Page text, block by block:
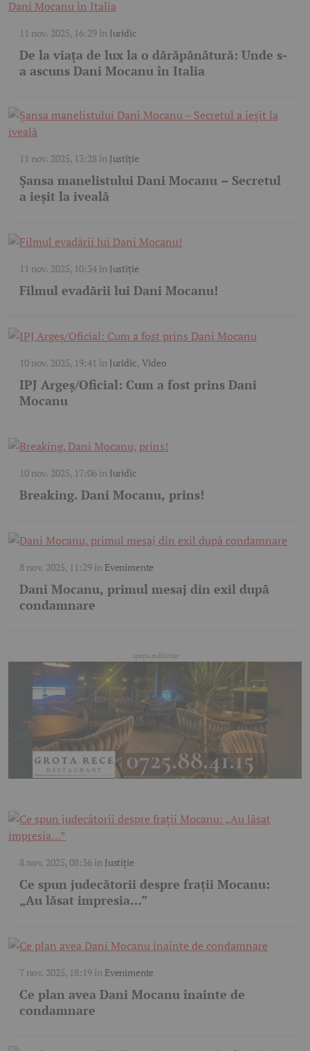
11 nov. 2025, 16:29în Juridic
De la viața de lux la o dărăpănătură: Unde s-
a ascuns Dani Mocanu în Italia
11 nov. 2025, 13:28în Justiție
Șansa manelistului Dani Mocanu – Secretul
a ieșit la iveală
11 nov. 2025, 10:34în Justiție
Filmul evadării lui Dani Mocanu!
10 nov. 2025, 19:41 în Juridic, Video
IPJ Argeș/Oficial: Cum a fost prins Dani
Mocanu
10 nov. 2025, 17:06în Juridic
Breaking. Dani Mocanu, prins!
8 nov. 2025, 11:29în Evenimente
Dani Mocanu, primul mesaj din exil după
condamnare
8 nov. 2025, 08:36în Justiție
Ce spun judecătorii despre frații Mocanu:
„Au lăsat impresia…”
7 nov. 2025, 18:19în Evenimente
Ce plan avea Dani Mocanu înainte de
condamnare